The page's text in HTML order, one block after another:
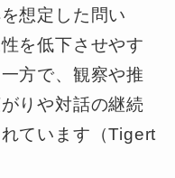
想定した問い
を低下させやす
方で、観察や推
りや対話の継続
ています（Tigert